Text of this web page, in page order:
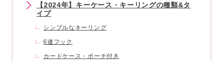
【2024年】キーケース・キーリングの種類&タ
イプ
シンプルなキーリング
6連フック
カードケース・ポーチ付き